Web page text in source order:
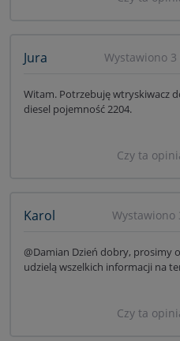
Jura Wystawiono
Witam. Potrzebuję wtryskiwacz
diesel pojemność 2204.
Czy ta
Karol Wystawiono
@Damian Dzień dobry, prosimy
udzielą wszelkich informacji na
Czy ta